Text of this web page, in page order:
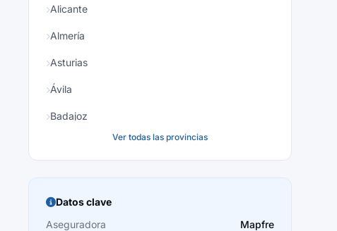
Alicante
Almería
Asturias
Ávila
Badajoz
Burgos
Cáceres
Ver todas las provincias
Datos clave
Aseguradora
Mapfre